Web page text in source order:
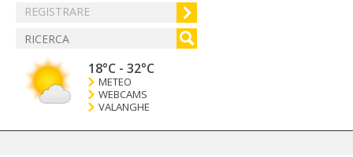
REGISTRARE
18°C - 32°C
METEO
WEBCAMS
VALANGHE